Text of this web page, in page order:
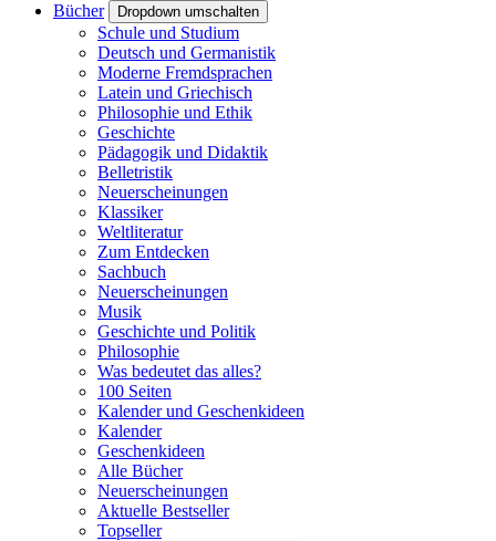
Bücher
Dropdown umschalten
Schule und Studium
Deutsch und Germanistik
Moderne Fremdsprachen
Latein und Griechisch
Philosophie und Ethik
Geschichte
Pädagogik und Didaktik
Belletristik
Neuerscheinungen
Klassiker
Weltliteratur
Zum Entdecken
Sachbuch
Neuerscheinungen
Musik
Geschichte und Politik
Philosophie
Was bedeutet das alles?
100 Seiten
Kalender und Geschenkideen
Kalender
Geschenkideen
Alle Bücher
Neuerscheinungen
Aktuelle Bestseller
Topseller